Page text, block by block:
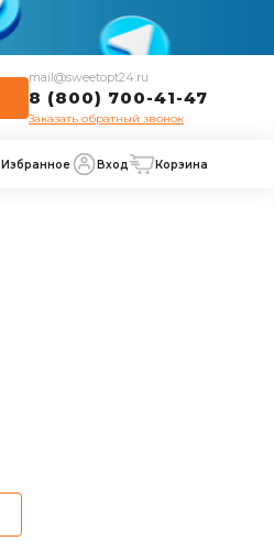
mail@sweetopt24.ru
8 (800) 700-41-47
Заказать обратный звонок
Избранное Вход Корзина